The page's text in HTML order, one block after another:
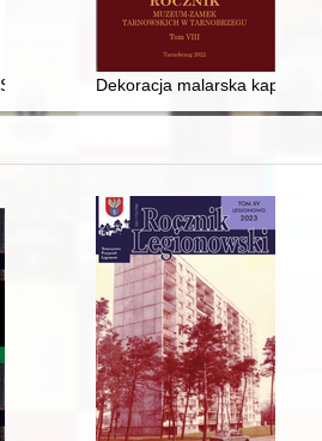
Rużyczki De Rosenwerth na
Dekoracja malarska kaplicy